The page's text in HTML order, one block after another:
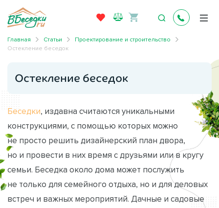
Главная Статьи
Проектирование и строительство
Остекление беседок
Остекление беседок
Беседки , издавна считаются уникальными
конструкциями, с помощью которых можно
не просто решить дизайнерский план двора,
но и провести в них время с друзьями или в кругу
семьи. Беседка около дома может послужить
не только для семейного отдыха, но и для деловых
встреч и важных мероприятий. Дачные и садовые